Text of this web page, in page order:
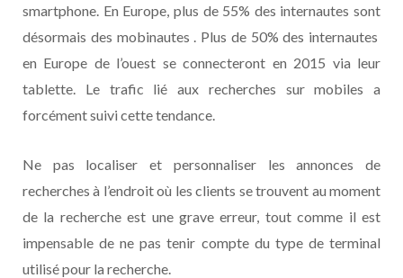
smartphone. En Europe, plus de 55% des internautes sont
désormais des mobinautes . Plus de 50% des internautes
en Europe de l’ouest se connecteront en 2015 via leur
tablette. Le trafic lié aux recherches sur mobiles a
forcément suivi cette tendance.
Ne pas localiser et personnaliser les annonces de
recherches à l’endroit où les clients se trouvent au moment
de la recherche est une grave erreur, tout comme il est
impensable de ne pas tenir compte du type de terminal
utilisé pour la recherche.